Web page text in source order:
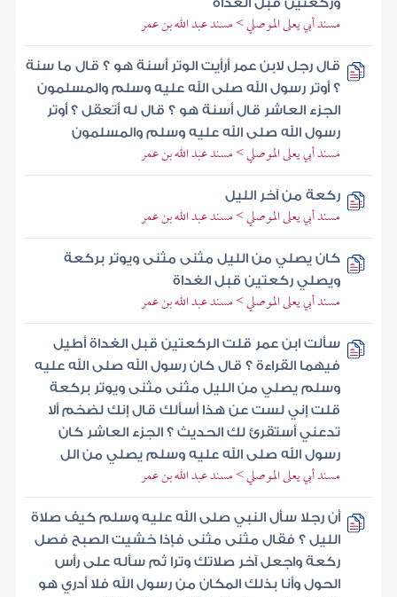
وركعتين قبل الغداة
مسند أبي يعلى الموصلي > مسند عبد الله بن عمر
قال رجل لابن عمر أرأيت الوتر أسنة هو ؟ قال ما سنة
؟ أوتر رسول الله صلى الله عليه وسلم والمسلمون
الجزء العاشر قال أسنة هو ؟ قال له أتعقل ؟ أوتر
رسول الله صلى الله عليه وسلم والمسلمون
مسند أبي يعلى الموصلي > مسند عبد الله بن عمر
ركعة من آخر الليل
مسند أبي يعلى الموصلي > مسند عبد الله بن عمر
كان يصلي من الليل مثنى مثنى ويوتر بركعة
ويصلي ركعتين قبل الغداة
مسند أبي يعلى الموصلي > مسند عبد الله بن عمر
سألت ابن عمر قلت الركعتين قبل الغداة أطيل
فيهما القراءة ؟ قال كان رسول الله صلى الله عليه
وسلم يصلي من الليل مثنى مثنى ويوتر بركعة
قلت إني لست عن هذا أسألك قال إنك لضخم ألا
تدعني أستقرئ لك الحديث ؟ الجزء العاشر كان
رسول الله صلى الله عليه وسلم يصلي من الل
مسند أبي يعلى الموصلي > مسند عبد الله بن عمر
أن رجلا سأل النبي صلى الله عليه وسلم كيف صلاة
الليل ؟ فقال مثنى مثنى فإذا خشيت الصبح فصل
ركعة واجعل آخر صلاتك وترا ثم سأله على رأس
الحول وأنا بذلك المكان من رسول الله فلا أدري هو